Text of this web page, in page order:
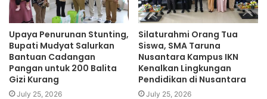
Upaya Penurunan Stunting,
Bupati Mudyat Salurkan
Bantuan Cadangan
Pangan untuk 200 Balita
Gizi Kurang
July 25, 2026
Silaturahmi Orang Tua
Siswa, SMA Taruna
Nusantara Kampus IKN
Kenalkan Lingkungan
Pendidikan di Nusantara
July 25, 2026